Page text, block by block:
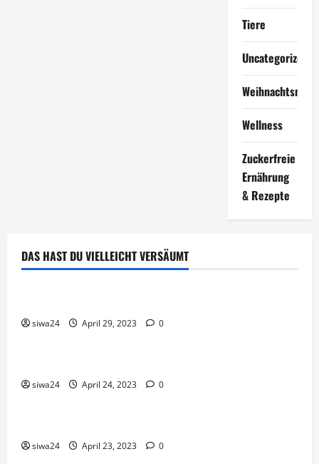
Tiere
Uncategorized
Wellness
Zuckerfreie
Ernährung
& Rezepte
DAS HAST DU VIELLEICHT VERSÄUMT
Brot & Brötchen
siwa24 April 29, 2023 0
Pfannen-Gerichte Rezepte
siwa24 April 24, 2023 0
Brot & Brötchen
siwa24 April 23, 2023 0
Brot & Brötchen